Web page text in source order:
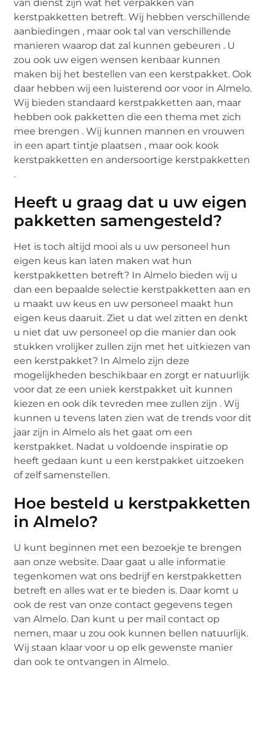
van dienst zijn wat het verpakken van
kerstpakketten betreft. Wij hebben verschillende
aanbiedingen , maar ook tal van verschillende
manieren waarop dat zal kunnen gebeuren . U
zou ook uw eigen wensen kenbaar kunnen
maken bij het bestellen van een kerstpakket. Ook
daar hebben wij een luisterend oor voor in Almelo.
Wij bieden standaard kerstpakketten aan, maar
hebben ook pakketten die een thema met zich
mee brengen . Wij kunnen mannen en vrouwen
in een apart tintje plaatsen , maar ook kook
kerstpakketten en andersoortige kerstpakketten
.
Heeft u graag dat u uw eigen
pakketten samengesteld?
Het is toch altijd mooi als u uw personeel hun
eigen keus kan laten maken wat hun
kerstpakketten betreft? In Almelo bieden wij u
dan een bepaalde selectie kerstpakketten aan en
u maakt uw keus en uw personeel maakt hun
eigen keus daaruit. Ziet u dat wel zitten en denkt
u niet dat uw personeel op die manier dan ook
stukken vrolijker zullen zijn met het uitkiezen van
een kerstpakket? In Almelo zijn deze
mogelijkheden beschikbaar en zorgt er natuurlijk
voor dat ze een uniek kerstpakket uit kunnen
kiezen en ook dik tevreden mee zullen zijn . Wij
kunnen u tevens laten zien wat de trends voor dit
jaar zijn in Almelo als het gaat om een
kerstpakket. Nadat u voldoende inspiratie op
heeft gedaan kunt u een kerstpakket uitzoeken
of zelf samenstellen.
Hoe besteld u kerstpakketten
in Almelo?
U kunt beginnen met een bezoekje te brengen
aan onze website. Daar gaat u alle informatie
tegenkomen wat ons bedrijf en kerstpakketten
betreft en alles wat er te bieden is. Daar komt u
ook de rest van onze contact gegevens tegen
van Almelo. Dan kunt u per mail contact op
nemen, maar u zou ook kunnen bellen natuurlijk.
Wij staan klaar voor u op elk gewenste manier
dan ook te ontvangen in Almelo.